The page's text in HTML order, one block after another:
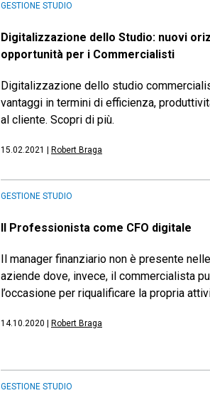
GESTIONE STUDIO
Digitalizzazione dello Studio: nuovi
opportunità per i Commercialisti
Digitalizzazione dello studio
vantaggi in termini di efficienza,
al cliente. Scopri di più.
15.02.2021 Robert Braga
GESTIONE STUDIO
Il Professionista come CFO digitale
Il manager finanziario non è presente
aziende dove, invece, il commercialista
l’occasione per riqualificare la propria
14.10.2020 Robert Braga
GESTIONE STUDIO